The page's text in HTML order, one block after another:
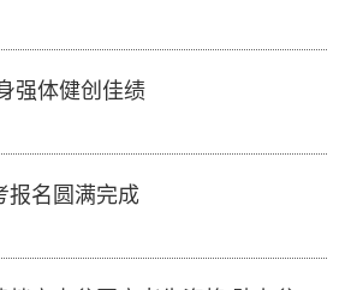
汗如雨忙训练 身强体健创佳绩
报名圆满完成